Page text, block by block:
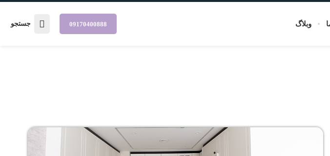
وبلاگ 09170400888 جستجو